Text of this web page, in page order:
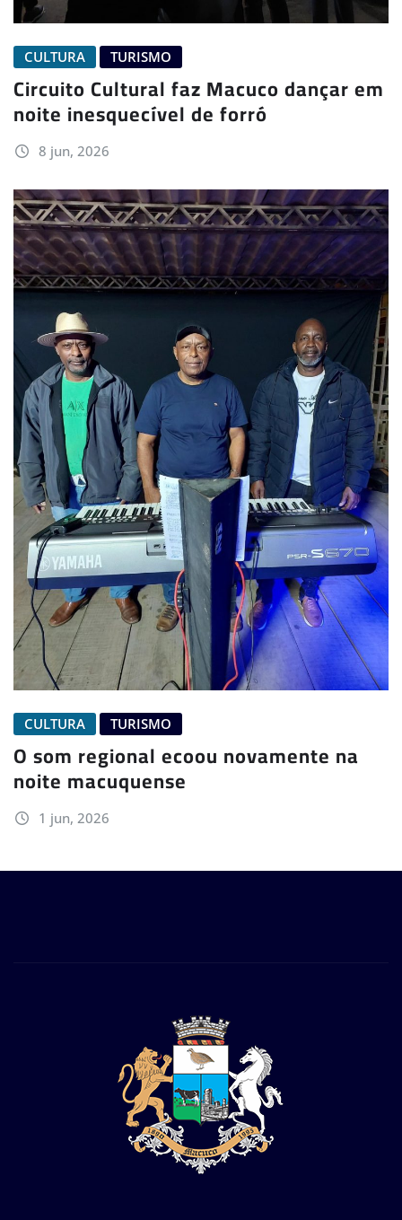
CULTURA TURISMO
Circuito Cultural faz Macuco dançar em
noite inesquecível de forró
8 jun, 2026
CULTURA TURISMO
O som regional ecoou novamente na
noite macuquense
1 jun, 2026